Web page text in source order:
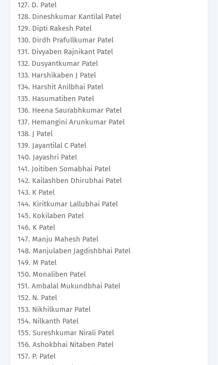
127. D. Patel
128. Dineshkumar Kantilal Patel
129. Dipti Rakesh Patel
130. Dirdh Prafullkumar Patel
131. Divyaben Rajnikant Patel
132. Dusyantkumar Patel
133. Harshikaben J Patel
134. Harshit Anilbhai Patel
135. Hasumatiben Patel
136. Heena Saurabhkumar Patel
137. Hemangini Arunkumar Patel
138. J Patel
139. Jayantilal C Patel
140. Jayashri Patel
141. Joitiben Somabhai Patel
142. Kailashben Dhirubhai Patel
143. K Patel
144. Kiritkumar Lallubhai Patel
145. Kokilaben Patel
146. K Patel
147. Manju Mahesh Patel
148. Manjulaben Jagdishbhai Patel
149. M Patel
150. Monaliben Patel
151. Ambalal Mukundbhai Patel
152. N. Patel
153. Nikhilkumar Patel
154. Nilkanth Patel
155. Sureshkumar Nirali Patel
156. Ashokbhai Nitaben Patel
157. P. Patel